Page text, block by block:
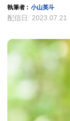
執筆者 : 小山英斗
配信日: 2023.07.21